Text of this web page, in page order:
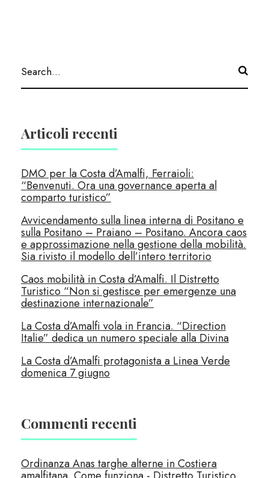
Articoli recenti
DMO per la Costa d’Amalfi, Ferraioli:
“Benvenuti. Ora una governance aperta al
comparto turistico”
Avvicendamento sulla linea interna di Positano e
sulla Positano – Praiano – Positano. Ancora caos
e approssimazione nella gestione della mobilità.
Sia rivisto il modello dell’intero territorio
Caos mobilità in Costa d’Amalfi. Il Distretto
Turistico “Non si gestisce per emergenze una
destinazione internazionale”
La Costa d’Amalfi vola in Francia. “Direction
Italie” dedica un numero speciale alla Divina
La Costa d’Amalfi protagonista a Linea Verde
domenica 7 giugno
Commenti recenti
Ordinanza Anas targhe alterne in Costiera